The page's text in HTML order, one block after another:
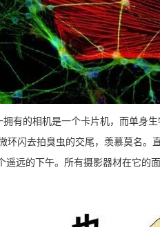
有的相机是一个卡片机，而单身
闪去拍臭虫的交尾，羡慕莫名
遥远的下午。所有摄影器材在它